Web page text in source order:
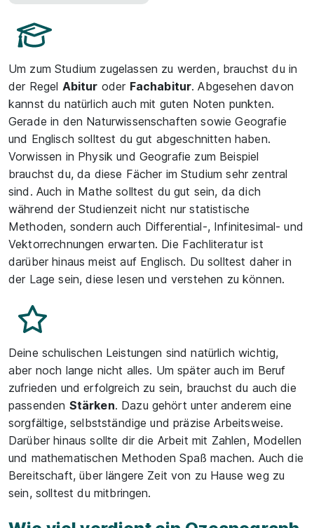
Um zum Studium zugelassen zu werden, brauchst du in
der Regel Abitur oder Fachabitur. Abgesehen davon
kannst du natürlich auch mit guten Noten punkten.
Gerade in den Naturwissenschaften sowie Geografie
und Englisch solltest du gut abgeschnitten haben.
Vorwissen in Physik und Geografie zum Beispiel
brauchst du, da diese Fächer im Studium sehr zentral
sind. Auch in Mathe solltest du gut sein, da dich
während der Studienzeit nicht nur statistische
Methoden, sondern auch Differential-, Infinitesimal- und
Vektorrechnungen erwarten. Die Fachliteratur ist
darüber hinaus meist auf Englisch. Du solltest daher in
der Lage sein, diese lesen und verstehen zu können.
Deine schulischen Leistungen sind natürlich wichtig,
aber noch lange nicht alles. Um später auch im Beruf
zufrieden und erfolgreich zu sein, brauchst du auch die
passenden Stärken. Dazu gehört unter anderem eine
sorgfältige, selbstständige und präzise Arbeitsweise.
Darüber hinaus sollte dir die Arbeit mit Zahlen, Modellen
und mathematischen Methoden Spaß machen. Auch die
Bereitschaft, über längere Zeit von zu Hause weg zu
sein, solltest du mitbringen.